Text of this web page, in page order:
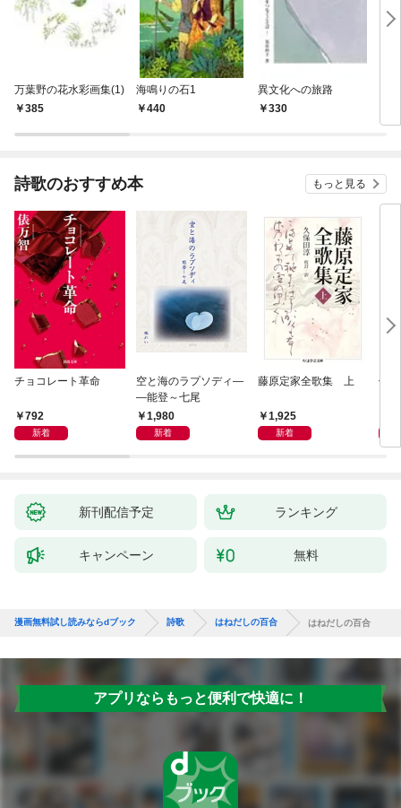
万葉野の花水彩画集(1)
385
海鳴りの石1
440
異文化への旅路
330
詩歌のおすすめ本 もっと見る
チョコレート革命
792
新着
空と海のラプソディ―
―能登～七尾
1,980
新着
藤原定家全歌集 上
1,925
新着
俳
新刊配信予定 ランキング
キャンペーン 無料
漫画無料試し読みならdブック 詩歌 はねだしの百合 はねだしの百合
アプリならもっと便利で快適に！